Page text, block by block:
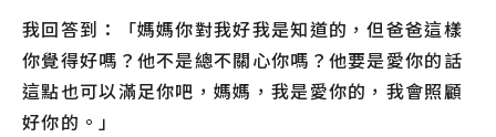
我回答到：「媽媽你對我好我是知道的，但爸爸這樣
你覺得好嗎？他不是總不關心你嗎？他要是愛你的話
這點也可以滿足你吧，媽媽，我是愛你的，我會照顧
好你的。」